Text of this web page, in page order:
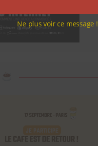
Ne plus voir ce message !